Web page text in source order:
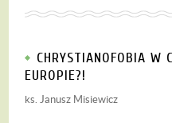
CHRYSTIANOFOBIA W
EUROPIE?!
ks. Janusz Misiewicz